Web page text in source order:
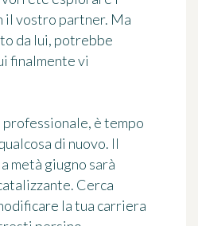
il vostro partner. Ma
da lui, potrebbe
finalmente vi
è tempo
di nuovo. Il
metà giugno sarà
Cerca
la tua carriera